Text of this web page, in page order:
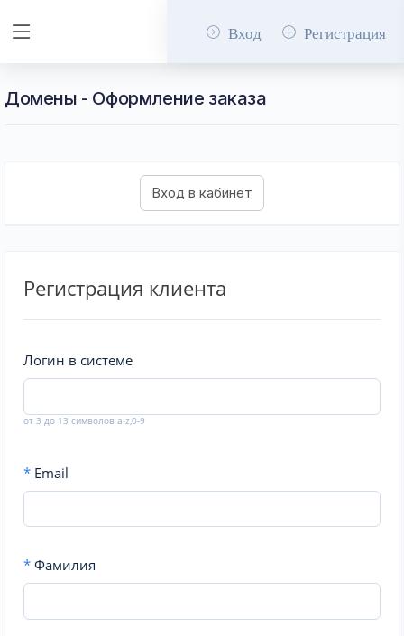
Вход Регистрация
Домены - Оформление заказа
Регистрация клиента
Логин в системе
от 3 до 13 символов a-z,0-9
* Email
* Фамилия